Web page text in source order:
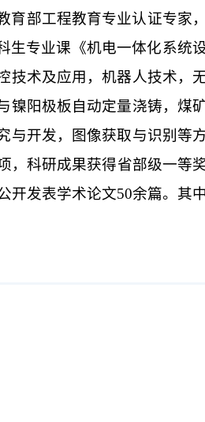
育部工程教育专业认证专家
生专业课《机电一体化系统
技术及应用，机器人技术，
镍阳极板自动定量浇铸，煤
与开发，图像获取与识别等
，科研成果获得省部级一等
开发表学术论文50余篇。其